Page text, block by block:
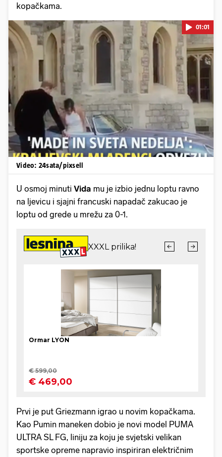
kopačkama.
Pokretanje videa...
01:01
Video: 24sata/pixsell
U osmoj minuti Vida mu je izbio jednu loptu ravno
na ljevicu i sjajni francuski napadač zakucao je
loptu od grede u mrežu za 0-1.
Prvi je put Griezmann igrao u novim kopačkama.
Kao Pumin maneken dobio je novi model PUMA
ULTRA SL FG, liniju za koju je svjetski velikan
sportske opreme napravio inspiriran električnim